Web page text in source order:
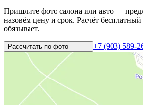
Пришлите фото салона или авто —
назовём цену и срок. Расчёт
обязывает.
Рассчитать по фото +7 (903) 589-